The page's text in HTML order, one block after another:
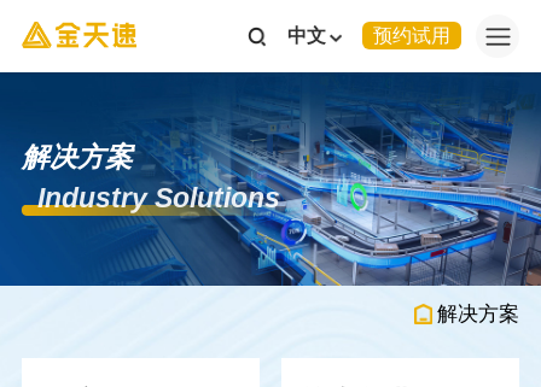
中文 预约试用
解决方案
Industry Solutions
解决方案